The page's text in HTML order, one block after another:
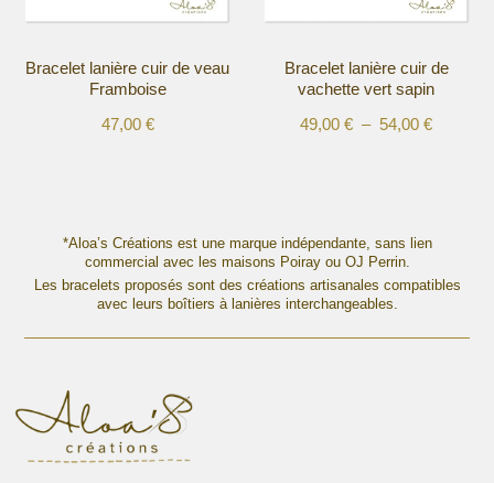
sur
page
sur
page
produit
Bracelet lanière cuir de veau
Framboise
47,00 €
variations.
options
page
Bracelet lanière cuir de
vachette vert sapin
49,00€ – 54,00€Plage
54,00 €
variations.
Les
options
peuvent
*Aloa’s Créations est une marque indépendante, sans lien
commercial avec les maisons Poiray ou OJ Perrin.
Les bracelets proposés sont des créations artisanales compatibles
avec leurs boîtiers à lanières interchangeables.